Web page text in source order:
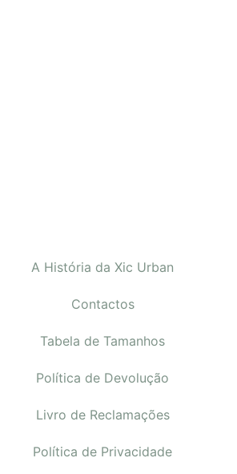
A História da Xic Urban
Contactos
Tabela de Tamanhos
Política de Devolução
Livro de Reclamações
Política de Privacidade